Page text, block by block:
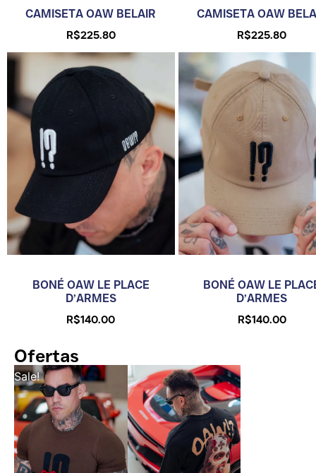
CAMISETA OAW BELAIR
R$225.80
CAMISETA OAW
R$225.80
BONÉ OAW LE PLACE
D’ARMES
R$140.00
BONÉ OAW LE
D’ARMES
R$140.00
Ofertas
Sale!